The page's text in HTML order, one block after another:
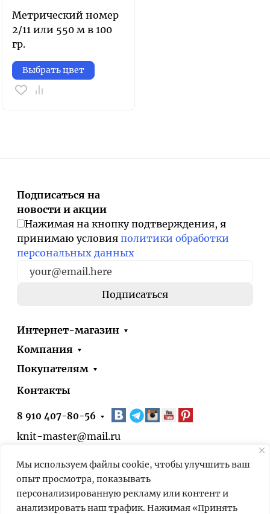
Мы используем файлы cookie, чтобы улучшить ваш
опыт просмотра, показывать
персонализированную рекламу или контент и
анализировать наш трафик. Нажимая «Принять
Метрический номер
2/11 или 550 м в 100
гр.
Выбрать цвет
Подписаться на
новости и акции
Нажимая на кнопку подтверждения, я
принимаю условия политики обработки
персональных данных
Интернет-магазин
Компания
Покупателям
Контакты
8 910 407-80-56
knit-master@mail.ru
* 24/7 – оформить заказ на сайте можно
круглосуточно. Выдача заказов в нашем
пункте выдачи – по предварительной
договорённости.